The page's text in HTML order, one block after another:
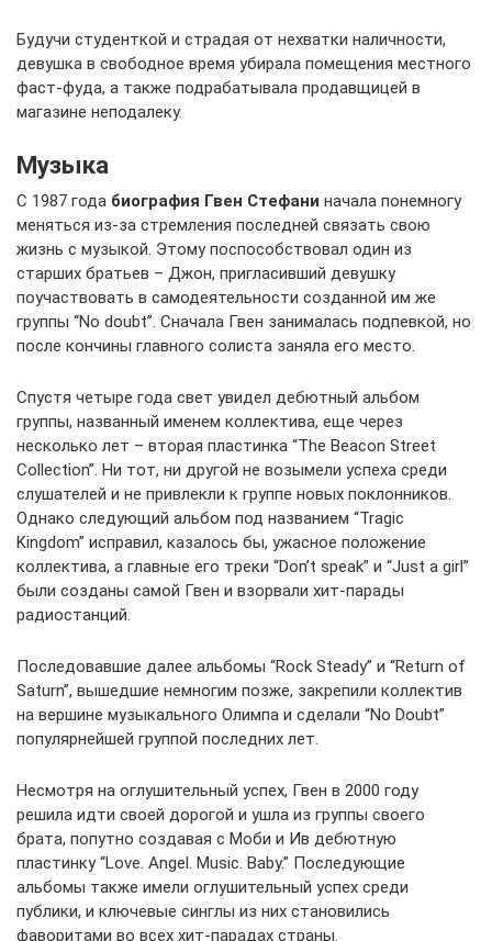
Будучи студенткой и страдая от нехватки наличности,
девушка в свободное время убирала помещения местного
фаст-фуда, а также подрабатывала продавщицей в
магазине неподалеку.
Музыка
С 1987 года биография Гвен Стефани начала понемногу
меняться из-за стремления последней связать свою
жизнь с музыкой. Этому поспособствовал один из
старших братьев – Джон, пригласивший девушку
поучаствовать в самодеятельности созданной им же
группы “No doubt”. Сначала Гвен занималась подпевкой, но
после кончины главного солиста заняла его место.
Спустя четыре года свет увидел дебютный альбом
группы, названный именем коллектива, еще через
несколько лет – вторая пластинка “The Beacon Street
Collection”. Ни тот, ни другой не возымели успеха среди
слушателей и не привлекли к группе новых поклонников.
Однако следующий альбом под названием “Tragic
Kingdom” исправил, казалось бы, ужасное положение
коллектива, а главные его треки “Don’t speak” и “Just a girl”
были созданы самой Гвен и взорвали хит-парады
радиостанций.
Последовавшие далее альбомы “Rock Steady” и “Return of
Saturn”, вышедшие немногим позже, закрепили коллектив
на вершине музыкального Олимпа и сделали “No Doubt”
популярнейшей группой последних лет.
Несмотря на оглушительный успех, Гвен в 2000 году
решила идти своей дорогой и ушла из группы своего
брата, попутно создавая с Моби и Ив дебютную
пластинку “Love. Angel. Music. Baby.” Последующие
альбомы также имели оглушительный успех среди
публики, и ключевые синглы из них становились
фаворитами во всех хит-парадах страны.